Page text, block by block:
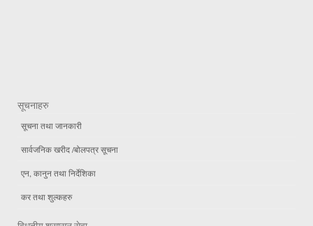
सूचनाहरु
सूचना तथा जानकारी
सार्वजनिक खरीद /बोलपत्र सूचना
एन, कानुन तथा निर्देशिका
कर तथा शुल्कहरु